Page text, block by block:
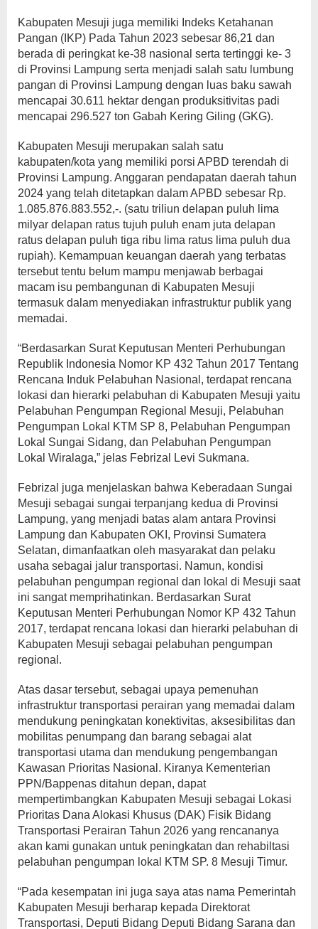
Kabupaten Mesuji juga memiliki Indeks Ketahanan
Pangan (IKP) Pada Tahun 2023 sebesar 86,21 dan
berada di peringkat ke-38 nasional serta tertinggi ke- 3
di Provinsi Lampung serta menjadi salah satu lumbung
pangan di Provinsi Lampung dengan luas baku sawah
mencapai 30.611 hektar dengan produksitivitas padi
mencapai 296.527 ton Gabah Kering Giling (GKG).
Kabupaten Mesuji merupakan salah satu
kabupaten/kota yang memiliki porsi APBD terendah di
Provinsi Lampung. Anggaran pendapatan daerah tahun
2024 yang telah ditetapkan dalam APBD sebesar Rp.
1.085.876.883.552,-. (satu triliun delapan puluh lima
milyar delapan ratus tujuh puluh enam juta delapan
ratus delapan puluh tiga ribu lima ratus lima puluh dua
rupiah). Kemampuan keuangan daerah yang terbatas
tersebut tentu belum mampu menjawab berbagai
macam isu pembangunan di Kabupaten Mesuji
termasuk dalam menyediakan infrastruktur publik yang
memadai.
“Berdasarkan Surat Keputusan Menteri Perhubungan
Republik Indonesia Nomor KP 432 Tahun 2017 Tentang
Rencana Induk Pelabuhan Nasional, terdapat rencana
lokasi dan hierarki pelabuhan di Kabupaten Mesuji yaitu
Pelabuhan Pengumpan Regional Mesuji, Pelabuhan
Pengumpan Lokal KTM SP 8, Pelabuhan Pengumpan
Lokal Sungai Sidang, dan Pelabuhan Pengumpan
Lokal Wiralaga,” jelas Febrizal Levi Sukmana.
Febrizal juga menjelaskan bahwa Keberadaan Sungai
Mesuji sebagai sungai terpanjang kedua di Provinsi
Lampung, yang menjadi batas alam antara Provinsi
Lampung dan Kabupaten OKI, Provinsi Sumatera
Selatan, dimanfaatkan oleh masyarakat dan pelaku
usaha sebagai jalur transportasi. Namun, kondisi
pelabuhan pengumpan regional dan lokal di Mesuji saat
ini sangat memprihatinkan. Berdasarkan Surat
Keputusan Menteri Perhubungan Nomor KP 432 Tahun
2017, terdapat rencana lokasi dan hierarki pelabuhan di
Kabupaten Mesuji sebagai pelabuhan pengumpan
regional.
Atas dasar tersebut, sebagai upaya pemenuhan
infrastruktur transportasi perairan yang memadai dalam
mendukung peningkatan konektivitas, aksesibilitas dan
mobilitas penumpang dan barang sebagai alat
transportasi utama dan mendukung pengembangan
Kawasan Prioritas Nasional. Kiranya Kementerian
PPN/Bappenas ditahun depan, dapat
mempertimbangkan Kabupaten Mesuji sebagai Lokasi
Prioritas Dana Alokasi Khusus (DAK) Fisik Bidang
Transportasi Perairan Tahun 2026 yang rencananya
akan kami gunakan untuk peningkatan dan rehabiltasi
pelabuhan pengumpan lokal KTM SP. 8 Mesuji Timur.
“Pada kesempatan ini juga saya atas nama Pemerintah
Kabupaten Mesuji berharap kepada Direktorat
Transportasi, Deputi Bidang Deputi Bidang Sarana dan